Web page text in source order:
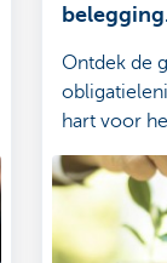
Ontdek de
hart voor